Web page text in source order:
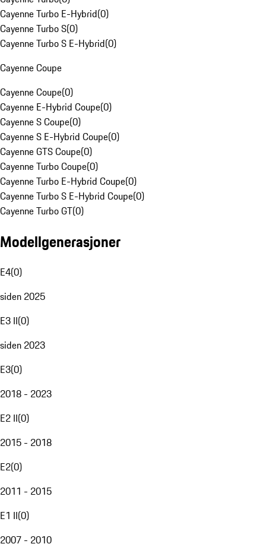
Cayenne Turbo E-Hybrid(0)
Cayenne Turbo S(0)
Cayenne Turbo S E-Hybrid(0)
Cayenne Coupe
Cayenne Coupe(0)
Cayenne E-Hybrid Coupe(0)
Cayenne S Coupe(0)
Cayenne S E-Hybrid Coupe(0)
Cayenne GTS Coupe(0)
Cayenne Turbo Coupe(0)
Cayenne Turbo E-Hybrid Coupe(0)
Cayenne Turbo S E-Hybrid Coupe(0)
Cayenne Turbo GT(0)
Modellgenerasjoner
E4(0)
siden 2025
E3 II(0)
siden 2023
E3(0)
2018 - 2023
E2 II(0)
2015 - 2018
E2(0)
2011 - 2015
E1 II(0)
2007 - 2010